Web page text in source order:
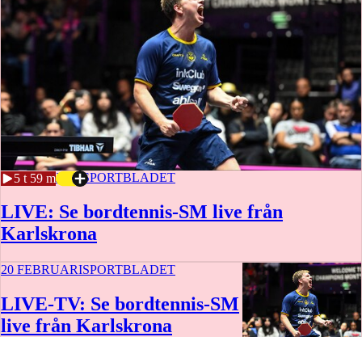
5 t 59 m
20 FEBRUARISPORTBLADET
LIVE: Se bordtennis-SM live från
Karlskrona
20 FEBRUARISPORTBLADET
LIVE-TV: Se bordtennis-SM
live från Karlskrona